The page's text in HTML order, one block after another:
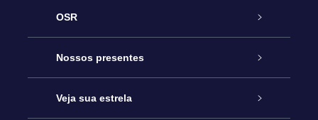
OSR
Serviço
Entre em contato conosco
Nossos presentes
Presente estrelar on-line
Veja sua estrela